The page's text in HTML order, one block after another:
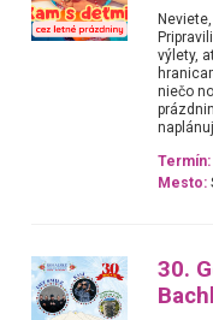
výlety,
niečo
Termín:
Mesto:
30.